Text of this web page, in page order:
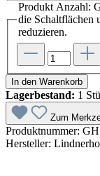
Produkt Anzahl:
die Schaltflächen
reduzieren.
In den Warenkorb
Lagerbestand: 1
Zum
Produktnummer:
Hersteller: